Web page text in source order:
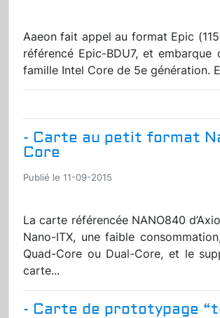
Aaeon fait appel au format Epic
référencé Epic-BDU7, et
famille Intel Core de 5e génération.
- Carte au petit format
Core
Publié le 11-09-2015
La carte référencée NANO840
Nano-ITX, une faible
Quad-Core ou Dual-Core, et le
carte...
- Carte de prototypage